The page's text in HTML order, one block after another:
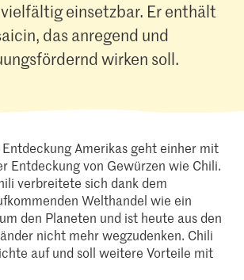
einsetzbar. Er enthält
das anregend und
wirken soll.
Entdeckung Amerikas geht einher mit
Entdeckung von Gewürzen wie Chili.
verbreitete sich dank dem
Welthandel wie ein
den Planeten und ist heute aus den
nicht mehr wegzudenken. Chili
auf und soll weitere Vorteile mit